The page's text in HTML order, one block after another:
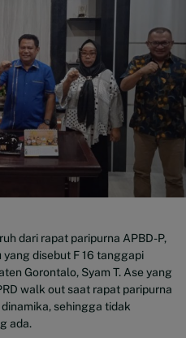
dari rapat paripurna APBD-P,
disebut F 16 tanggapi
Gorontalo, Syam T. Ase yang
walk out saat rapat paripurna
sehingga tidak
ada.